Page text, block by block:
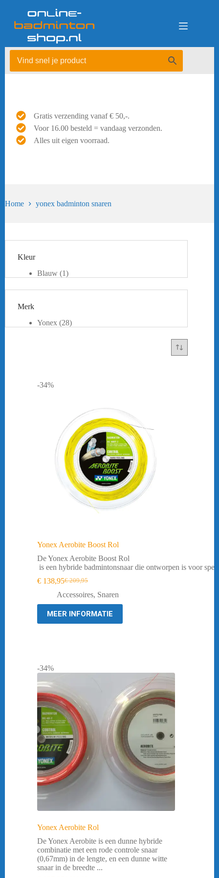
Gratis verzending vanaf € 50,-.
Voor 16.00 besteld = vandaag verzonden.
Alles uit eigen voorraad.
Home yonex badminton snaren
-34%
Yonex Aerobite Boost Rol
De Yonex Aerobite Boost Rol
is een hybride badmintonsnaar die ontworpen is voor
€209,95
Oorspronkelijke
prijs
€ 209,95.
€ 138,95Huidige
prijs
€ 138,95.
Accessoires, Snaren
MEER INFORMATIE
-34%
Yonex Aerobite Rol
De Yonex Aerobite is een dunne hybride
combinatie met een rode controle snaar
(0,67mm) in de lengte, en een dunne witte
snaar in de breedte ...
Kleur
Blauw (1)
Lime (2)
Wit (9)
Merk
Yonex (28)